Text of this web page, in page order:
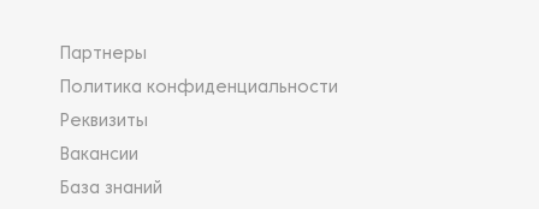
Партнеры
Политика конфиденциальности
Реквизиты
Вакансии
База знаний